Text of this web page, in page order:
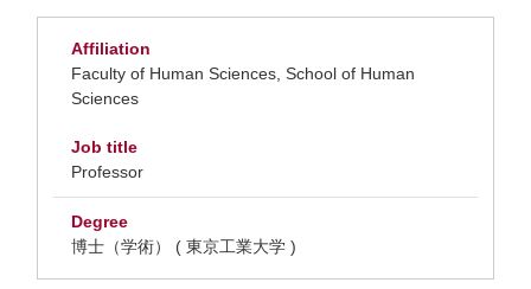
Affiliation
Faculty of Human Sciences, School of Human
Sciences
Job title
Professor
Degree
博士（学術） ( 東京工業大学 )